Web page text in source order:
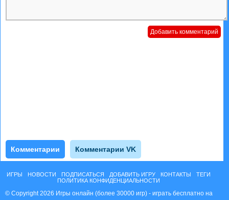
Комментарии Комментарии VK
ИГРЫ НОВОСТИ ПОДПИСАТЬСЯ ДОБАВИТЬ ИГРУ КОНТАКТЫ
ТЕГИ
ПОЛИТИКА КОНФИДЕНЦИАЛЬНОСТИ
© Copyright 2026 Игры онлайн (более 30000 игр) - играть бесплатно на